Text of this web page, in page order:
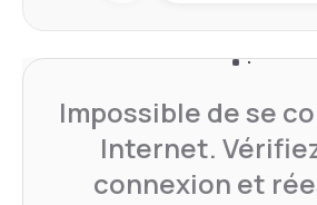
Impossible de se
Internet.
connexion et